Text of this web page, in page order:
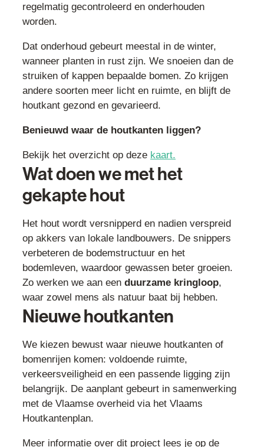
regelmatig gecontroleerd en onderhouden
worden.
Dat onderhoud gebeurt meestal in de winter,
wanneer planten in rust zijn. We snoeien dan de
struiken of kappen bepaalde bomen. Zo krijgen
andere soorten meer licht en ruimte, en blijft de
houtkant gezond en gevarieerd.
Benieuwd waar de houtkanten liggen?
Bekijk het overzicht op deze kaart.
Wat doen we met het
gekapte hout
Het hout wordt versnipperd en nadien verspreid
op akkers van lokale landbouwers. De snippers
verbeteren de bodemstructuur en het
bodemleven, waardoor gewassen beter groeien.
Zo werken we aan een duurzame kringloop,
waar zowel mens als natuur baat bij hebben.
Nieuwe houtkanten
We kiezen bewust waar nieuwe houtkanten of
bomenrijen komen: voldoende ruimte,
verkeersveiligheid en een passende ligging zijn
belangrijk. De aanplant gebeurt in samenwerking
met de Vlaamse overheid via het Vlaams
Houtkantenplan.
Meer informatie over dit project lees je op de